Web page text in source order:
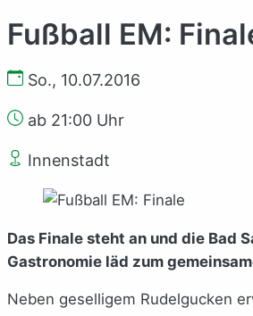
Fußball EM:
So., 10.07.2016
ab 21:00 Uhr
Innenstadt
Das Finale steht an und die Bad
Gastronomie läd zum
Neben geselligem Rudelgucken